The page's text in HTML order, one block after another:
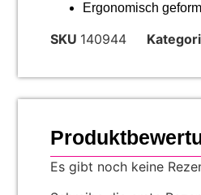
Ergonomisch
SKU 140944
Es gibt noch keine